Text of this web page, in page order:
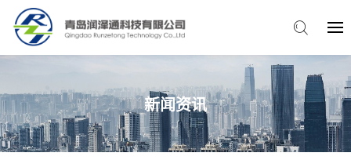
新闻资讯